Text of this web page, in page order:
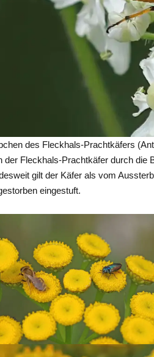
des Fleckhals-Prachtkäfers
der Fleckhals-Prachtkäfer durch die
gilt der Käfer als vom
eingestuft.